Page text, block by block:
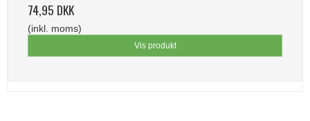
74,95 DKK
(inkl. moms)
Vis produkt